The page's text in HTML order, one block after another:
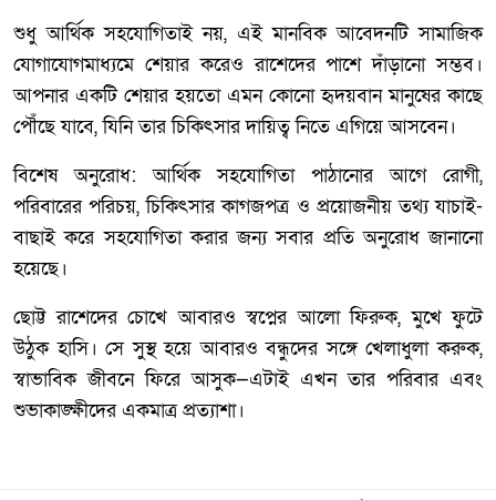
শুধু আর্থিক সহযোগিতাই নয়, এই মানবিক আবেদনটি সামাজিক
যোগাযোগমাধ্যমে শেয়ার করেও রাশেদের পাশে দাঁড়ানো সম্ভব।
আপনার একটি শেয়ার হয়তো এমন কোনো হৃদয়বান মানুষের কাছে
পৌঁছে যাবে, যিনি তার চিকিৎসার দায়িত্ব নিতে এগিয়ে আসবেন।
বিশেষ অনুরোধ: আর্থিক সহযোগিতা পাঠানোর আগে রোগী,
পরিবারের পরিচয়, চিকিৎসার কাগজপত্র ও প্রয়োজনীয় তথ্য যাচাই-
বাছাই করে সহযোগিতা করার জন্য সবার প্রতি অনুরোধ জানানো
হয়েছে।
ছোট্ট রাশেদের চোখে আবারও স্বপ্নের আলো ফিরুক, মুখে ফুটে
উঠুক হাসি। সে সুস্থ হয়ে আবারও বন্ধুদের সঙ্গে খেলাধুলা করুক,
স্বাভাবিক জীবনে ফিরে আসুক—এটাই এখন তার পরিবার এবং
শুভাকাঙ্ক্ষীদের একমাত্র প্রত্যাশা।